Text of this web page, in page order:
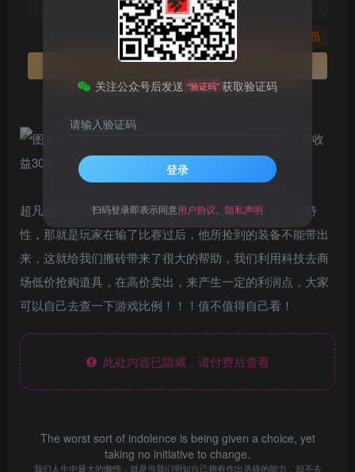
免费 钻石会员
您暂无购买权限，请先开通会员
开通会员
超凡先锋是网易旗下的一款枪战游戏，这个游戏有一个特
性，那就是玩家在输了比赛过后，他所捡到的装备不能带出
来，这就给我们搬砖带来了很大的帮助，我们利用科技去商
场低价抢购道具，在高价卖出，来产生一定的利润点，大家
可以自己去查一下游戏比例！！！值不值得自己看！
此处内容已隐藏，请付费后查看
The worst sort of indolence is being given a choice, yet
taking no initiative to change.
我们人生中最大的懒惰，就是当我们明知自己拥有作出选择的能力，却不去
关注公众号后发送 “验证码” 获取验证码
请输入验证码
登录
扫码登录即表示同意用户协议 隐私声明